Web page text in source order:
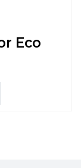
Eco